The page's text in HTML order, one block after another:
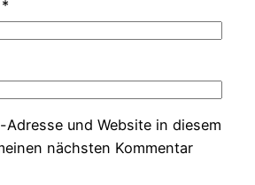
*
Adresse und Website in diesem
nächsten Kommentar